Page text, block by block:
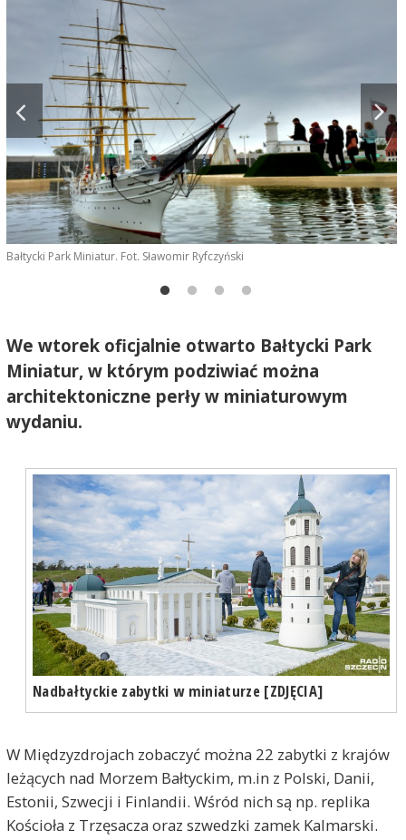
Bałtycki Park Miniatur. Fot. Sławomir Ryfczyński
We wtorek oficjalnie otwarto Bałtycki Park
Miniatur, w którym podziwiać można
architektoniczne perły w miniaturowym
wydaniu.
Nadbałtyckie zabytki w miniaturze [ZDJĘCIA]
W Międzyzdrojach zobaczyć można 22 zabytki z krajów
leżących nad Morzem Bałtyckim, m.in z Polski, Danii,
Estonii, Szwecji i Finlandii. Wśród nich są np. replika
Kościoła z Trzęsacza oraz szwedzki zamek Kalmarski.